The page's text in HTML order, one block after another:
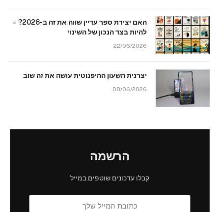
האם יצירת ספר עדיין שווה את זה ב-2026? –
להיות בצד הנכון של השינוי
22/06/2026
יצרנית השעון ההיפנוטית עושה את זה שוב
08/06/2026
הרשמה
קבלו עדכונים שוטפים במייל